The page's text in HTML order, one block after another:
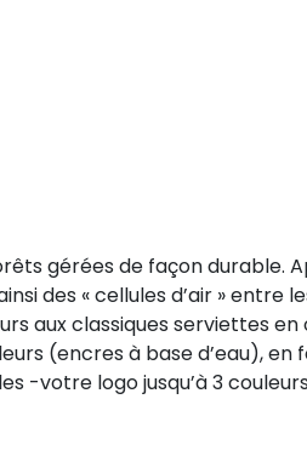
gérées de façon durable.
des « cellules d’air » entre
aux classiques serviettes en
(encres à base d’eau), en
-votre logo jusqu’à 3